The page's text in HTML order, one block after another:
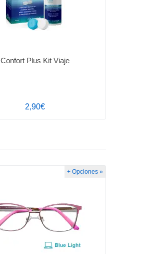
Confort Plus Kit Viaje
2,90€
+ Opciones »